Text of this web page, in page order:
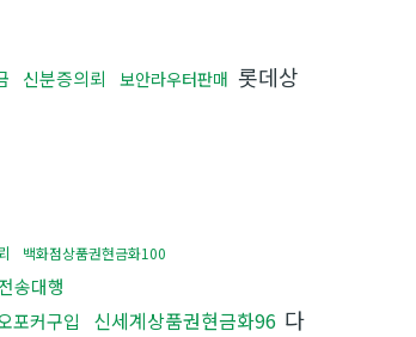
신분증의뢰 보안라우터판매 롯데상
백화점상품권현금화100
송대행
포커구입 신세계상품권현금화96 다